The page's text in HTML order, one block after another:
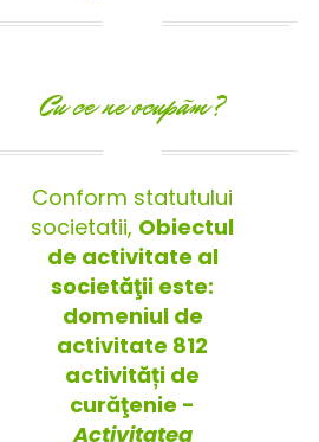
Cu ce ne ocupãm?
Conform statutului
societatii, Obiectul
de activitate al
societăţii este:
domeniul de
activitate 812
activități de
curăţenie -
Activitatea